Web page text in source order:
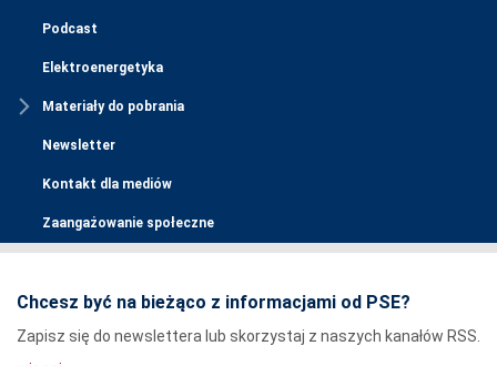
Podcast
Elektroenergetyka
Materiały do pobrania
Newsletter
Kontakt dla mediów
Zaangażowanie społeczne
Chcesz być na bieżąco z informacjami od PSE?
Zapisz się do newslettera lub skorzystaj z naszych kanałów RSS.